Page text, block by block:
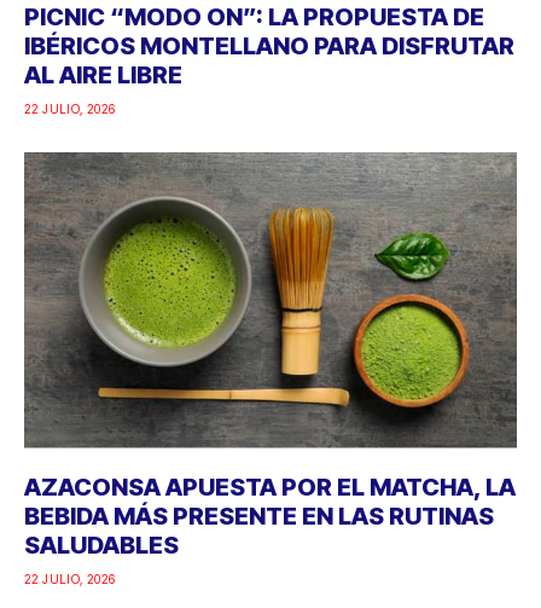
PICNIC “MODO ON”: LA PROPUESTA DE
IBÉRICOS MONTELLANO PARA DISFRUTAR
AL AIRE LIBRE
22 JULIO, 2026
AZACONSA APUESTA POR EL MATCHA, LA
BEBIDA MÁS PRESENTE EN LAS RUTINAS
SALUDABLES
22 JULIO, 2026